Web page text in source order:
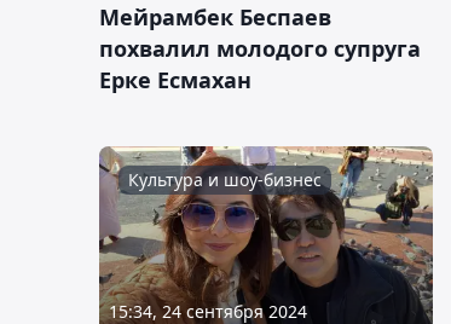
Мейрамбек Беспаев
похвалил молодого супруга
Ерке Есмахан
Культура и шоу-бизнес
15:34, 24 сентября 2024